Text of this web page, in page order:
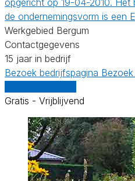
de ondernemingsvorm is een
Werkgebied Bergum
Contactgegevens
15 jaar in bedrijf
Bezoek bedrijfspagina
Gratis - Vrijblijvend